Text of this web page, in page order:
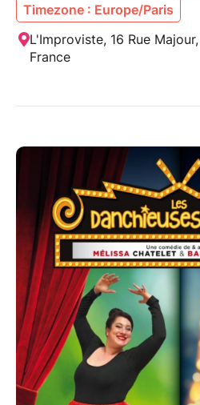
Timezone : Europe/Paris
L'Improviste, 16 Rue
France